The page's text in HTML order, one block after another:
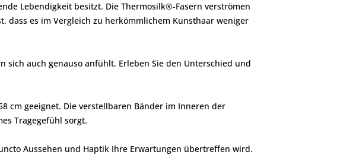
Lebendigkeit besitzt. Die Thermosilk®-Fasern verströmen
es im Vergleich zu herkömmlichem Kunsthaar weniger
auch genauso anfühlt. Erleben Sie den Unterschied und
cm geeignet. Die verstellbaren Bänder im Inneren der
Tragegefühl sorgt.
Aussehen und Haptik Ihre Erwartungen übertreffen wird.